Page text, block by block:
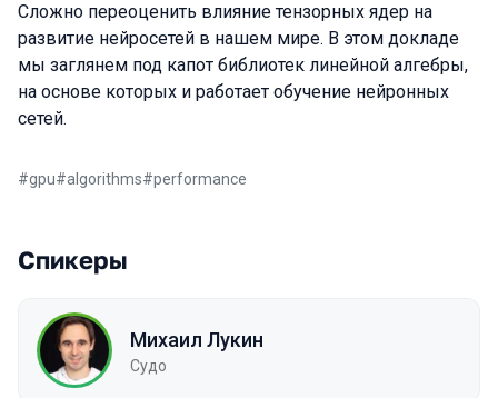
Сложно переоценить влияние тензорных ядер на
развитие нейросетей в нашем мире. В этом докладе
мы заглянем под капот библиотек линейной алгебры,
на основе которых и работает обучение нейронных
сетей.
#gpu#algorithms#performance
Спикеры
Михаил Лукин
Судо